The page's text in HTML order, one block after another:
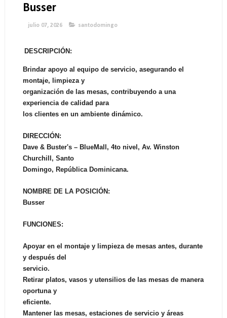
Busser
julio 07, 2026 santodomingo
DESCRIPCIÓN:
Brindar apoyo al equipo de servicio, asegurando el
montaje, limpieza y
organización de las mesas, contribuyendo a una
experiencia de calidad para
los clientes en un ambiente dinámico.
DIRECCIÓN:
Dave & Buster's – BlueMall, 4to nivel, Av. Winston
Churchill, Santo
Domingo, República Dominicana.
NOMBRE DE LA POSICIÓN:
Busser
FUNCIONES:
Apoyar en el montaje y limpieza de mesas antes, durante
y después del
servicio.
Retirar platos, vasos y utensilios de las mesas de manera
oportuna y
eficiente.
Mantener las mesas, estaciones de servicio y áreas